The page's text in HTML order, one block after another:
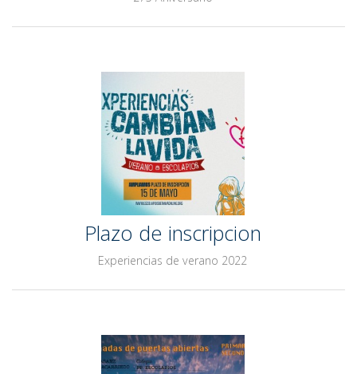
Plazo de inscripcion
Experiencias de verano 2022